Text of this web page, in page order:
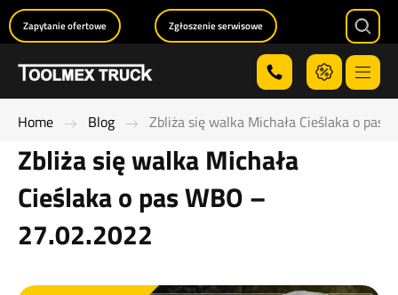
Menu
Zapytanie ofertowe Zgłoszenie serwisowe
Home Blog Zbliża się walka Michała Cieślaka o pas
Zbliża się walka Michała
Cieślaka o pas WBO –
27.02.2022